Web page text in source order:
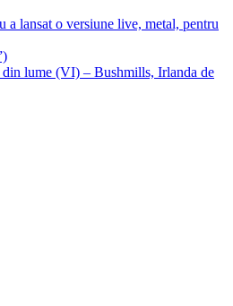
a lansat o versiune live, metal, pentru
din lume (VI) – Bushmills, Irlanda de